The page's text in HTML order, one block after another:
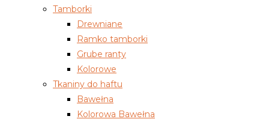
Tamborki
Drewniane
Ramko tamborki
Grube ranty
Kolorowe
Tkaniny do haftu
Bawełna
Kolorowa Bawełna